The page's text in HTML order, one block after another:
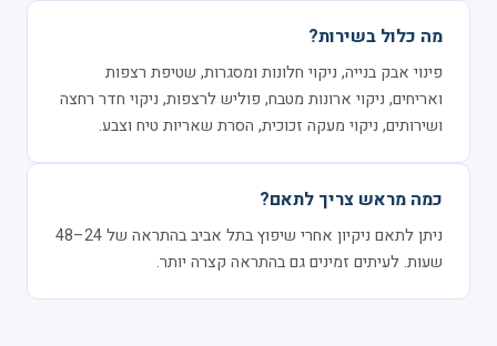
מה כלול בשירות?
פינוי אבק בנייה, ניקוי חלונות ומסגרות, שטיפת רצפות
ואריחים, ניקוי ארונות מטבח, פוליש לרצפות, ניקוי חדר רחצה
ושירותים, ניקוי מעקה זכוכית, הסרת שאריות טיח וצבע.
כמה מראש צריך לתאם?
ניתן לתאם ניקיון אחרי שיפוץ בתל אביב בהתראה של 24–48
שעות. לעיתים זמינים גם בהתראה קצרה יותר.